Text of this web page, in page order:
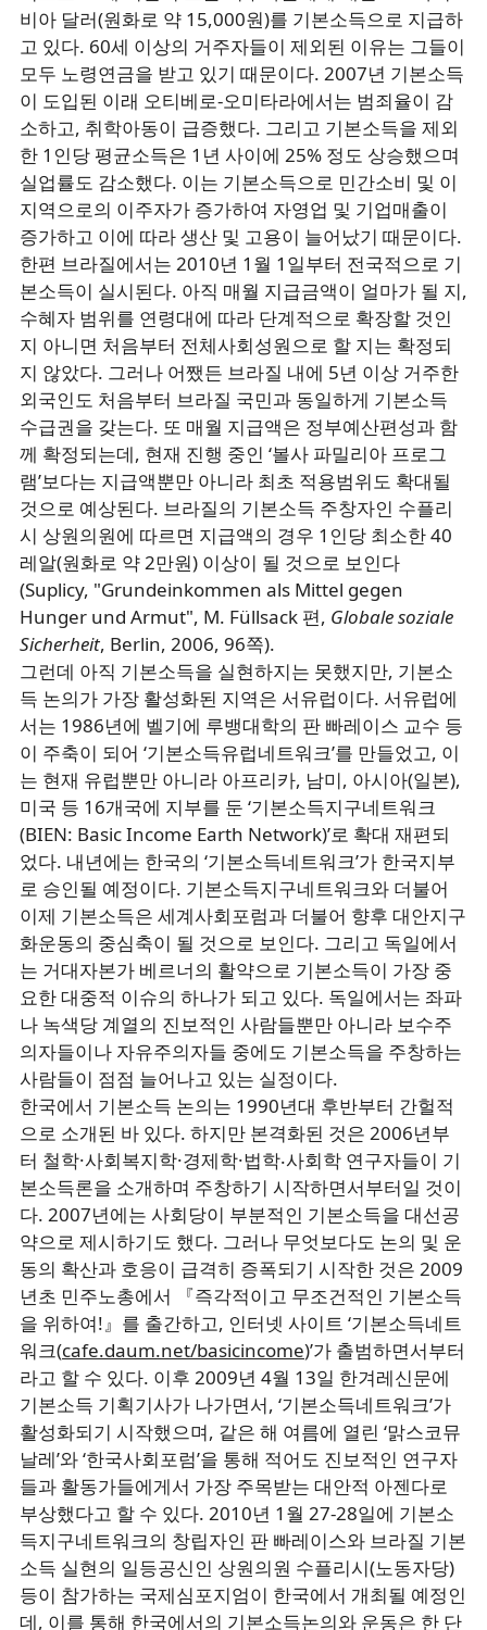
비아 달러(원화로 약 15,000원)를 기본소득으로 지급하
고 있다. 60세 이상의 거주자들이 제외된 이유는 그들이
모두 노령연금을 받고 있기 때문이다. 2007년 기본소득
이 도입된 이래 오티베로-오미타라에서는 범죄율이 감
소하고, 취학아동이 급증했다. 그리고 기본소득을 제외
한 1인당 평균소득은 1년 사이에 25% 정도 상승했으며
실업률도 감소했다. 이는 기본소득으로 민간소비 및 이
지역으로의 이주자가 증가하여 자영업 및 기업매출이
증가하고 이에 따라 생산 및 고용이 늘어났기 때문이다.
한편 브라질에서는 2010년 1월 1일부터 전국적으로 기
본소득이 실시된다. 아직 매월 지급금액이 얼마가 될 지,
수혜자 범위를 연령대에 따라 단계적으로 확장할 것인
지 아니면 처음부터 전체사회성원으로 할 지는 확정되
지 않았다. 그러나 어쨌든 브라질 내에 5년 이상 거주한
외국인도 처음부터 브라질 국민과 동일하게 기본소득
수급권을 갖는다. 또 매월 지급액은 정부예산편성과 함
께 확정되는데, 현재 진행 중인 ‘볼사 파밀리아 프로그
램’보다는 지급액뿐만 아니라 최초 적용범위도 확대될
것으로 예상된다. 브라질의 기본소득 주창자인 수플리
시 상원의원에 따르면 지급액의 경우 1인당 최소한 40
레알(원화로 약 2만원) 이상이 될 것으로 보인다
(Suplicy, "Grundeinkommen als Mittel gegen
Hunger und Armut", M. Füllsack 편, Globale soziale
Sicherheit, Berlin, 2006, 96쪽).
그런데 아직 기본소득을 실현하지는 못했지만, 기본소
득 논의가 가장 활성화된 지역은 서유럽이다. 서유럽에
서는 1986년에 벨기에 루뱅대학의 판 빠레이스 교수 등
이 주축이 되어 ‘기본소득유럽네트워크’를 만들었고, 이
는 현재 유럽뿐만 아니라 아프리카, 남미, 아시아(일본),
미국 등 16개국에 지부를 둔 ‘기본소득지구네트워크
(BIEN: Basic Income Earth Network)’로 확대 재편되
었다. 내년에는 한국의 ‘기본소득네트워크’가 한국지부
로 승인될 예정이다. 기본소득지구네트워크와 더불어
이제 기본소득은 세계사회포럼과 더불어 향후 대안지구
화운동의 중심축이 될 것으로 보인다. 그리고 독일에서
는 거대자본가 베르너의 활약으로 기본소득이 가장 중
요한 대중적 이슈의 하나가 되고 있다. 독일에서는 좌파
나 녹색당 계열의 진보적인 사람들뿐만 아니라 보수주
의자들이나 자유주의자들 중에도 기본소득을 주창하는
사람들이 점점 늘어나고 있는 실정이다.
한국에서 기본소득 논의는 1990년대 후반부터 간헐적
으로 소개된 바 있다. 하지만 본격화된 것은 2006년부
터 철학·사회복지학·경제학·법학‧사회학 연구자들이 기
본소득론을 소개하며 주창하기 시작하면서부터일 것이
다. 2007년에는 사회당이 부분적인 기본소득을 대선공
약으로 제시하기도 했다. 그러나 무엇보다도 논의 및 운
동의 확산과 호응이 급격히 증폭되기 시작한 것은 2009
년초 민주노총에서 『즉각적이고 무조건적인 기본소득
을 위하여!』를 출간하고, 인터넷 사이트 ‘기본소득네트
워크(cafe.daum.net/basicincome)’가 출범하면서부터
라고 할 수 있다. 이후 2009년 4월 13일 한겨레신문에
기본소득 기획기사가 나가면서, ‘기본소득네트워크’가
활성화되기 시작했으며, 같은 해 여름에 열린 ‘맑스코뮤
날레’와 ‘한국사회포럼’을 통해 적어도 진보적인 연구자
들과 활동가들에게서 가장 주목받는 대안적 아젠다로
부상했다고 할 수 있다. 2010년 1월 27-28일에 기본소
득지구네트워크의 창립자인 판 빠레이스와 브라질 기본
소득 실현의 일등공신인 상원의원 수플리시(노동자당)
등이 참가하는 국제심포지엄이 한국에서 개최될 예정인
데, 이를 통해 한국에서의 기본소득논의와 운동은 한 단